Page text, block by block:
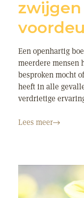
Een openhartig
meerdere mensen
besproken mocht
heeft in alle
verdrietige
Lees meer